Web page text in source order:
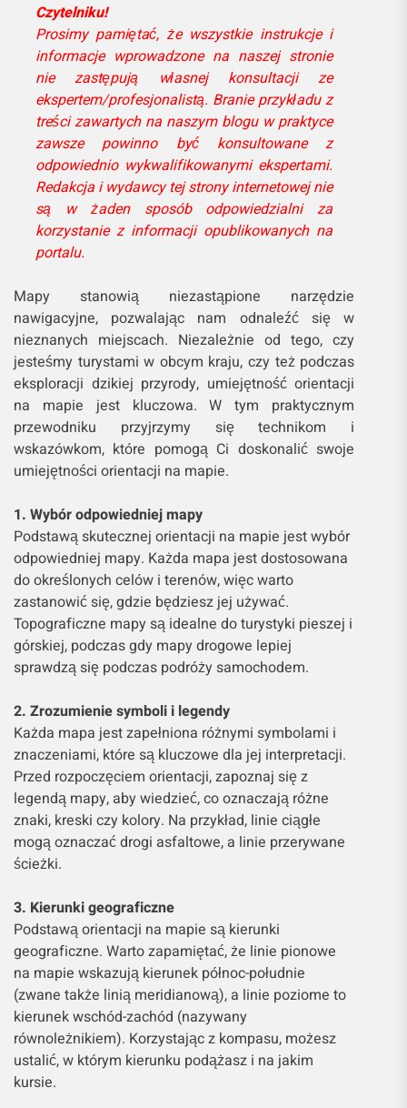
Czytelniku!
Prosimy pamiętać, że wszystkie instrukcje i
informacje wprowadzone na naszej stronie
nie zastępują własnej konsultacji ze
ekspertem/profesjonalistą. Branie przykładu z
treści zawartych na naszym blogu w praktyce
zawsze powinno być konsultowane z
odpowiednio wykwalifikowanymi ekspertami.
Redakcja i wydawcy tej strony internetowej nie
są w żaden sposób odpowiedzialni za
korzystanie z informacji opublikowanych na
portalu.
Mapy stanowią niezastąpione narzędzie
nawigacyjne, pozwalając nam odnaleźć się w
nieznanych miejscach. Niezależnie od tego, czy
jesteśmy turystami w obcym kraju, czy też podczas
eksploracji dzikiej przyrody, umiejętność orientacji
na mapie jest kluczowa. W tym praktycznym
przewodniku przyjrzymy się technikom i
wskazówkom, które pomogą Ci doskonalić swoje
umiejętności orientacji na mapie.
1. Wybór odpowiedniej mapy
Podstawą skutecznej orientacji na mapie jest wybór
odpowiedniej mapy. Każda mapa jest dostosowana
do określonych celów i terenów, więc warto
zastanowić się, gdzie będziesz jej używać.
Topograficzne mapy są idealne do turystyki pieszej i
górskiej, podczas gdy mapy drogowe lepiej
sprawdzą się podczas podróży samochodem.
2. Zrozumienie symboli i legendy
Każda mapa jest zapełniona różnymi symbolami i
znaczeniami, które są kluczowe dla jej interpretacji.
Przed rozpoczęciem orientacji, zapoznaj się z
legendą mapy, aby wiedzieć, co oznaczają różne
znaki, kreski czy kolory. Na przykład, linie ciągłe
mogą oznaczać drogi asfaltowe, a linie przerywane
ścieżki.
3. Kierunki geograficzne
Podstawą orientacji na mapie są kierunki
geograficzne. Warto zapamiętać, że linie pionowe
na mapie wskazują kierunek północ-południe
(zwane także linią meridianową), a linie poziome to
kierunek wschód-zachód (nazywany
równoleżnikiem). Korzystając z kompasu, możesz
ustalić, w którym kierunku podążasz i na jakim
kursie.